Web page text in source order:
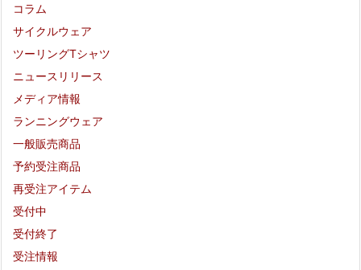
コラム
サイクルウェア
ツーリングTシャツ
ニュースリリース
メディア情報
ランニングウェア
一般販売商品
予約受注商品
再受注アイテム
受付中
受付終了
受注情報